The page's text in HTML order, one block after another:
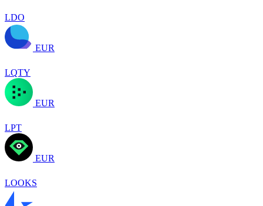
LDO
EUR
LQTY
EUR
LPT
EUR
LOOKS